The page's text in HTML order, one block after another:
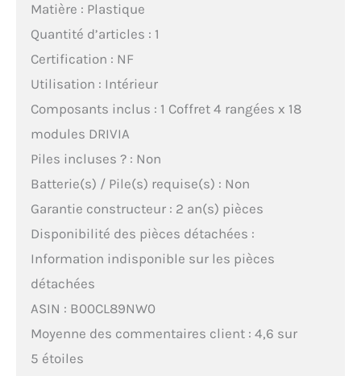
Matière : Plastique
Quantité d’articles : 1
Certification : NF
Utilisation : Intérieur
Composants inclus : 1 Coffret 4 rangées x 18
modules DRIVIA
Piles incluses ? : Non
Batterie(s) / Pile(s) requise(s) : Non
Garantie constructeur : 2 an(s) pièces
Disponibilité des pièces détachées :
Information indisponible sur les pièces
détachées
ASIN : B00CL89NW0
Moyenne des commentaires client : 4,6 sur
5 étoiles